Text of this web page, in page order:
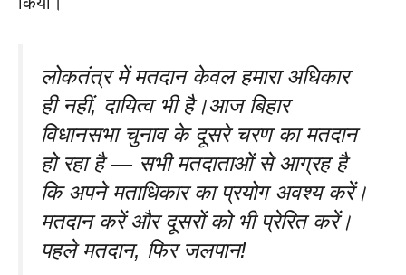
लोकतंत्र में मतदान केवल हमारा अधिकार
ही नहीं, दायित्व भी है।आज बिहार
विधानसभा चुनाव के दूसरे चरण का मतदान
हो रहा है — सभी मतदाताओं से आग्रह है
कि अपने मताधिकार का प्रयोग अवश्य करें।
मतदान करें और दूसरों को भी प्रेरित करें।
पहले मतदान, फिर जलपान!